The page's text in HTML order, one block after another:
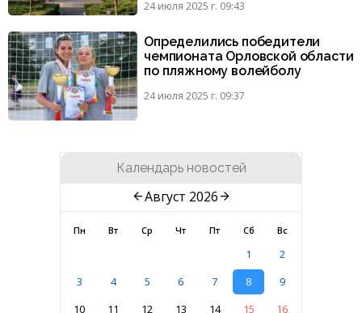
24 июля 2025 г. 09:43
Определились победители
чемпионата Орловской области
по пляжному волейболу
24 июля 2025 г. 09:37
Календарь новостей
Август 2026
Пн Вт Ср Чт Пт Сб Вс
1
2
3
4 5 6 7 8
9
10
11 12 13 14 15 16